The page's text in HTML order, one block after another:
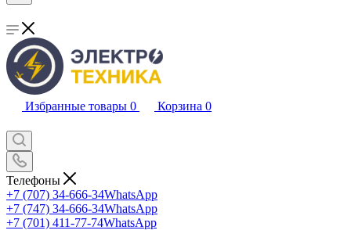
Избранные товары 0 Корзина 0
Телефоны
+7 (707) 34-666-34WhatsApp
+7 (747) 34-666-34WhatsApp
+7 (701) 411-77-74WhatsApp